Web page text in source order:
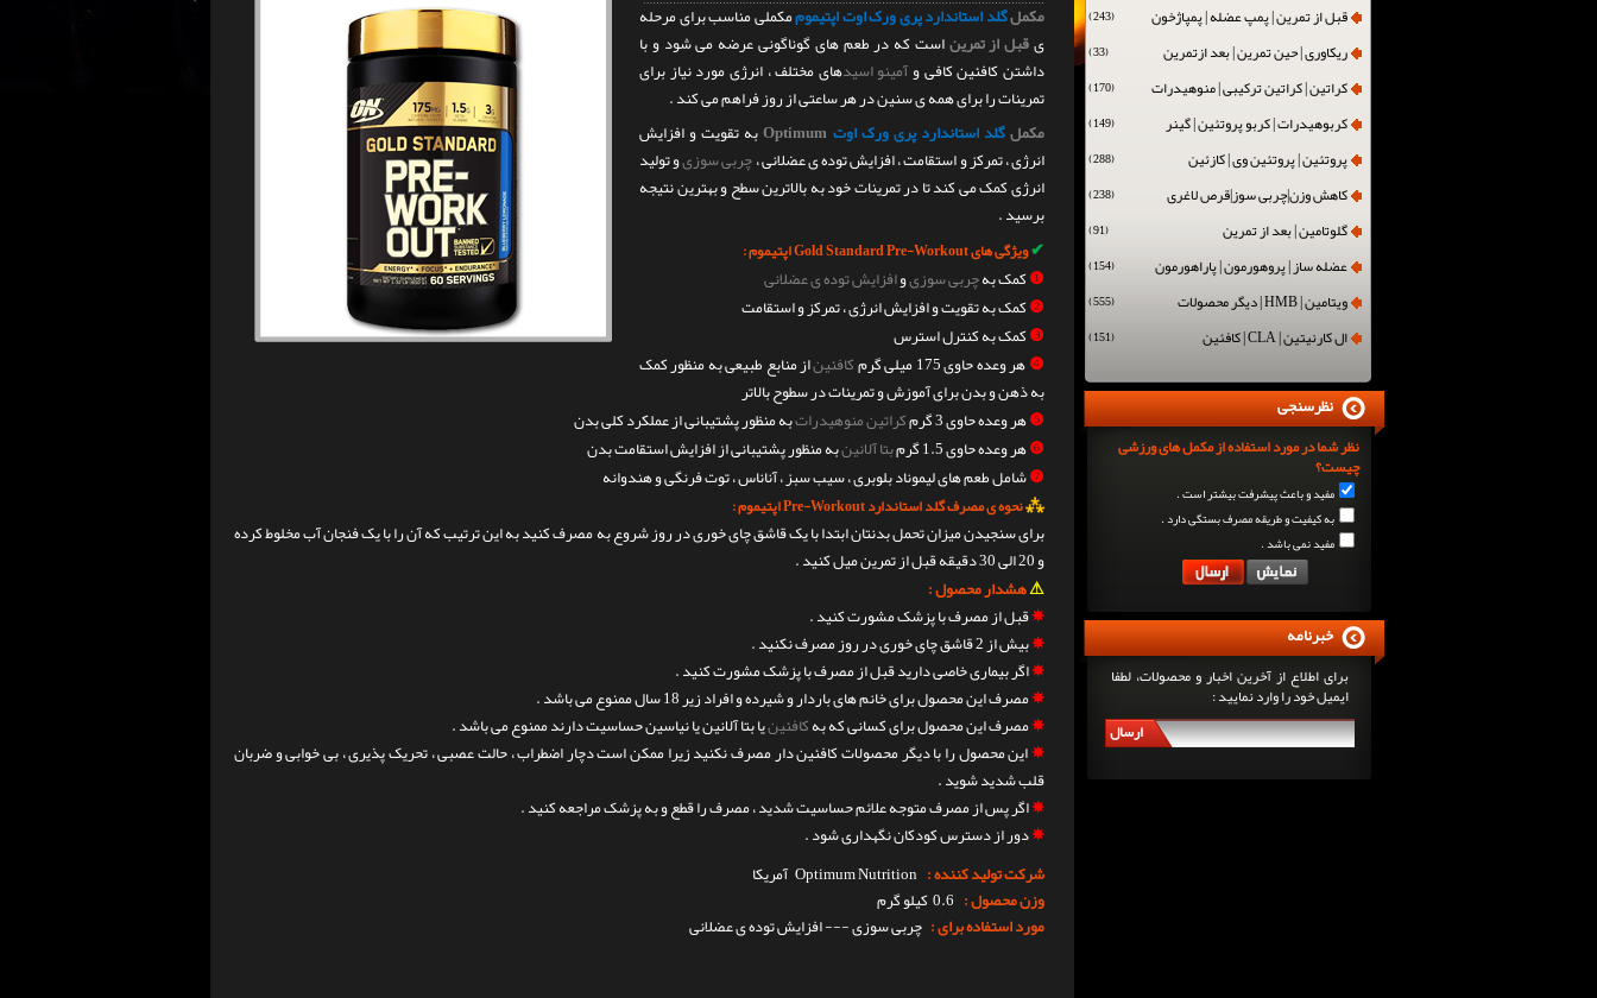
مکملگلد استاندارد پری ورک اوت اپتیموممکملی مناسب برای مرحله
یقبل از تمریناست که در طعم های گوناگونی عرضه می شود و با
داشتن کافئین کافی وآمینو اسیدهای مختلف ، انرژی مورد نیاز برای
تمرینات را برای همه ی سنین در هر ساعتی از روز فراهم می کند .
مکملگلد استاندارد پری ورک اوتOptimumبه تقویت و افزایش
انرژی ، تمرکز و استقامت ، افزایش توده ی عضلانی ،چربی سوزیو تولید
انرژی کمک می کند تا در تمرینات خود به بالاترین سطح و بهترین نتیجه
برسید .
✔ویژگی های Gold Standard Pre-Workout اپتیموم :
❶کمک بهچربی سوزیوافزایش توده ی عضلانی
❷کمک به تقویت و افزایش انرژی ، تمرکز و استقامت
❸کمک به کنترل استرس
❹هر وعده حاوی 175 میلی گرم کافئیناز منابع طبیعی به منظور کمک
به ذهن و بدن برای آموزش و تمرینات در سطوح بالاتر
❺هر وعده حاوی 3 گرم کراتین منوهیدراتبه منظور پشتیبانی از عملکرد کلی بدن
❻هر وعده حاوی 1.5 گرم بتا آلانینبه منظور پشتیبانی از افزایش استقامت بدن
❼شامل طعم های لیموناد بلوبری ، سیب سبز ، آناناس ، توت فرنگی و هندوانه
⁂نحوه ی مصرف گلد استاندارد Pre-Workout اپتیموم :
برای سنجیدن میزان تحمل بدنتان ابتدا با یک قاشق چای خوری در روز شروع به مصرف کنید به این ترتیب که آن را با یک فنجان آب مخلوط کرده
و 20 الی 30 دقیقه قبل از تمرین میل کنید .
⚠هشدار محصول :
✵قبل از مصرف با پزشک مشورت کنید .
✵بیش از 2 قاشق چای خوری در روز مصرف نکنید .
✵اگر بیماری خاصی دارید قبل از مصرف با پزشک مشورت کنید .
✵مصرف این محصول برای خانم های باردار و شیرده و افراد زیر 18 سال ممنوع می باشد .
✵مصرف این محصول برای کسانی که بهکافئینیا بتا آلانین یا نیاسین حساسیت دارند ممنوع می باشد .
✵این محصول را با دیگر محصولات کافئین دار مصرف نکنید زیرا ممکن است دچار اضطراب ، حالت عصبی ، تحریک پذیری ، بی خوابی و ضربان
قلب شدید شوید .
✵اگر پس از مصرف متوجه علائم حساسیت شدید ، مصرف را قطع و به پزشک مراجعه کنید .
✵دور از دسترس کودکان نگهداری شود .
شرکت تولید کننده : Optimum Nutrition آمریکا
وزن محصول : 0.6 کیلو گرم
مورد استفاده برای : چربی سوزی --- افزایش توده ی عضلانی
قبل از تمرین | پمپ عضله | پمپاژخون (243)
ریکاوری | حین تمرین | بعد ازتمرین (33)
کراتین | کراتین ترکیبی | منوهیدرات (170)
کربوهیدرات | کربو پروتئین | گینر (149)
پروتئین | پروتئین وی | کازئین (288)
کاهش وزن|چربی سوز|قرص لاغری (238)
گلوتامین | بعد از تمرین (91)
عضله ساز | پروهورمون | پاراهورمون (154)
ویتامین | HMB | دیگر محصولات (555)
ال کارنیتین | CLA | کافئین (151)
نظر شما در مورد استفاده از مکمل های ورزشی
چیست؟
مفید و باعث پیشرفت بیشتر است .
به کیفیت و طریقه مصرف بستگی دارد .
مفید نمی باشد .
نظرسنجی
برای اطلاع از آخرین اخبار و محصولات، لطفا
ایمیل خود را وارد نمایید :
ارسال
خبرنامه